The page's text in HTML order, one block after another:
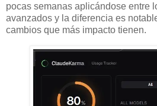
pocas semanas aplicándose entre
avanzados y la diferencia es
cambios que más impacto tienen.